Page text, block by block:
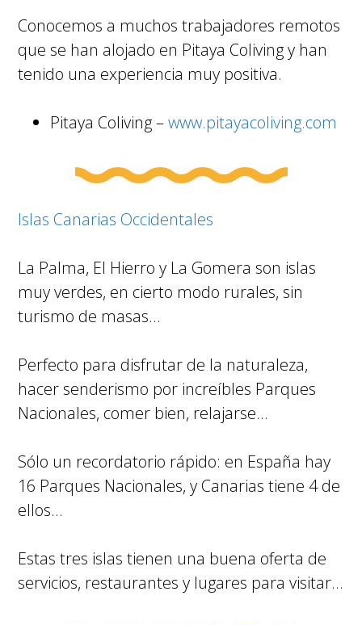
Conocemos a muchos trabajadores remotos
que se han alojado en Pitaya Coliving y han
tenido una experiencia muy positiva.
Pitaya Coliving –www.pitayacoliving.com
Islas Canarias Occidentales
La Palma, El Hierro y La Gomera son islas
muy verdes, en cierto modo rurales, sin
turismo de masas…
Perfecto para disfrutar de la naturaleza,
hacer senderismo por increíbles Parques
Nacionales, comer bien, relajarse…
Sólo un recordatorio rápido: en España hay
16 Parques Nacionales, y Canarias tiene 4 de
ellos…
Estas tres islas tienen una buena oferta de
servicios, restaurantes y lugares para visitar…